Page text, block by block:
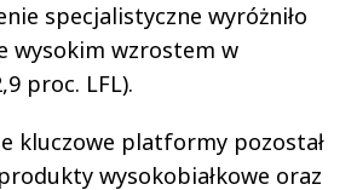
specjalistyczne wyróżniło
wysokim wzrostem w
proc. LFL).
kluczowe platformy pozostał
wysokobiałkowe oraz